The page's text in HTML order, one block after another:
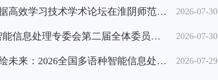
校、科研院所的500余名专家学者、
2026复杂大数据高效学习技术学术论坛在淮阴师范学院成功举办 2026-07-30
CAAI多语种智能信息处理专委会第二届全体委员大会暨换届会议顺利召开 2026-07-30
千言汇智，算绘未来：2026全国多语种智能信息处理会议（IMLIP 2026）成功举办 2026-07-29